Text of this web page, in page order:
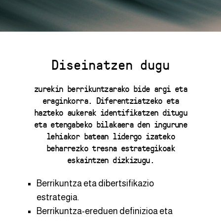
Diseinatzen dugu
zurekin berrikuntzarako bide argi eta
eraginkorra. Diferentziatzeko eta
hazteko aukerak identifikatzen ditugu
eta etengabeko bilakaera den ingurune
lehiakor batean lidergo izateko
beharrezko tresna estrategikoak
eskaintzen dizkizugu.
Berrikuntza eta dibertsifikazio
estrategia.
Berrikuntza-ereduen definizioa eta